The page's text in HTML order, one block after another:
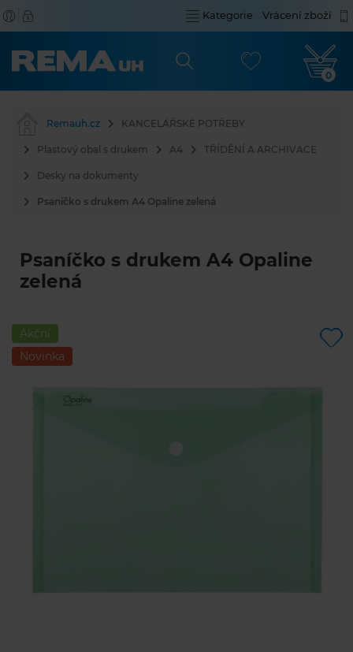
Kategorie Vrácení zboží
0
Remauh.cz KANCELÁŘSKÉ POTŘEBY
Plastový obal s drukem A4 TŘÍDĚNÍ A ARCHIVACE
Desky na dokumenty
Psaníčko s drukem A4 Opaline zelená
Psaníčko s drukem A4 Opaline
zelená
Akční
Novinka